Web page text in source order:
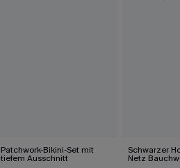
Patchwork-Bikini-Set mit
tiefem Ausschnitt
Schwarzer
Netz